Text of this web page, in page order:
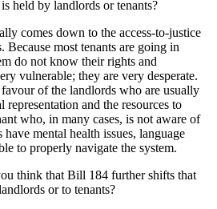
held by landlords or tenants?
comes down to the access-to-justice
Because most tenants are going in
do not know their rights and
vulnerable; they are very desperate.
of the landlords who are usually
representation and the resources to
who, in many cases, is not aware of
mental health issues, language
to properly navigate the system.
think that Bill 184 further shifts that
or to tenants?